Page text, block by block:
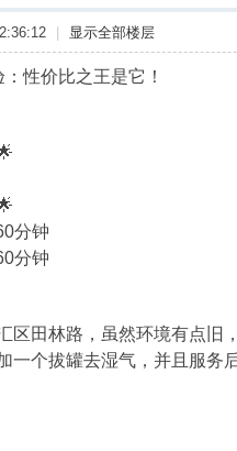
显示全部楼层
：性价比之王是它！
分钟
分钟
区田林路，虽然环境有点旧
一个拔罐去湿气，并且服务